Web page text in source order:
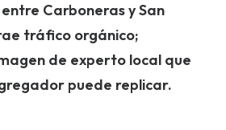
Carboneras y San
tráfico orgánico;
de experto local que
puede replicar.